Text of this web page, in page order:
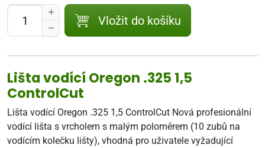
Vložit do košíku
Lišta vodící Oregon .325 1,5
ControlCut
Lišta vodící Oregon .325 1,5 ControlCut Nová profesionální
vodící lišta s vrcholem s malým poloměrem (10 zubů na
vodícím kolečku lišty), vhodná pro uživatele vyžadující